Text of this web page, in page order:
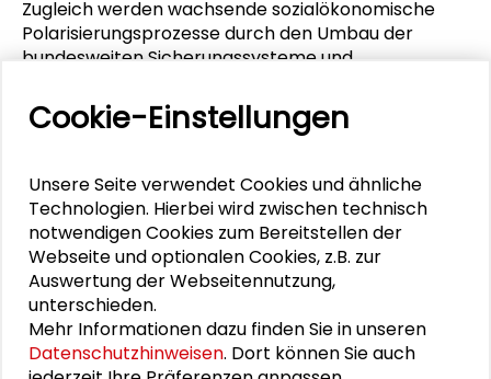
Zugleich werden wachsende sozialökonomische
Polarisierungsprozesse durch den Umbau der
bundesweiten Sicherungssysteme und
kompensiert. Daher stellt sich die Frage, welche
Rolle und Aufgabe die Kommunen künftig im
übernehmen können. Der Band unternimmt den
Versuch, die Problem- und Handlungsdimensionen
der „Lokalen Beschäftigung und Ökonomie“ im
Kontext der „Sozialen Stadt“ auszuloten und die
Thematik aus dem Kontext der verschiedenen
fachwissenschaftlichen Diskurse
zusammenzuführen.
Walter Hanesch und Kirsten Krüger-Conrad (Hrsg.)
Cookie-Einstellungen
Unsere Seite verwendet Cookies und ähnliche
Technologien. Hierbei wird zwischen technisch
notwendigen Cookies zum Bereitstellen der
Webseite und optionalen Cookies, z.B. zur
Auswertung der Webseitennutzung,
unterschieden.
Mehr Informationen dazu finden Sie in unseren
Datenschutzhinweisen. Dort können Sie auch